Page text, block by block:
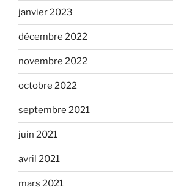
janvier 2023
décembre 2022
novembre 2022
octobre 2022
septembre 2021
juin 2021
avril 2021
mars 2021